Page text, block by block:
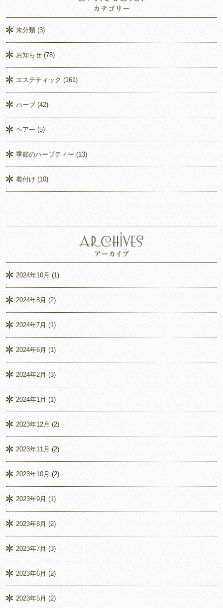
未分類 (3)
お知らせ (78)
エステティック (161)
ハーブ (42)
ヘアー (5)
季節のハーブティー (13)
着付け (10)
2024年10月 (1)
2024年8月 (2)
2024年7月 (1)
2024年6月 (1)
2024年2月 (3)
2024年1月 (1)
2023年12月 (2)
2023年11月 (2)
2023年10月 (2)
2023年9月 (1)
2023年8月 (2)
2023年7月 (3)
2023年6月 (2)
2023年5月 (2)